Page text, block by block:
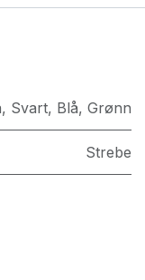
, Svart, Blå, Grønn
Strebe